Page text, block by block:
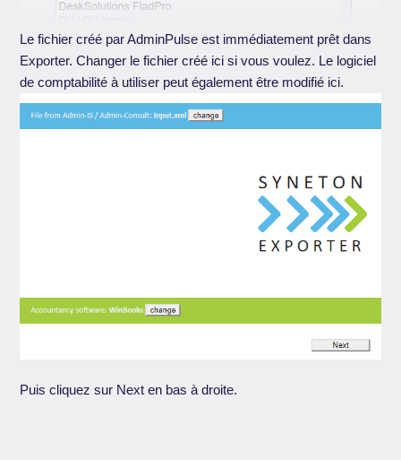
Le fichier créé par AdminPulse est immédiatement prêt dans
Exporter. Changer le fichier créé ici si vous voulez. Le logiciel
de comptabilité à utiliser peut également être modifié ici.
Puis cliquez sur Next en bas à droite.